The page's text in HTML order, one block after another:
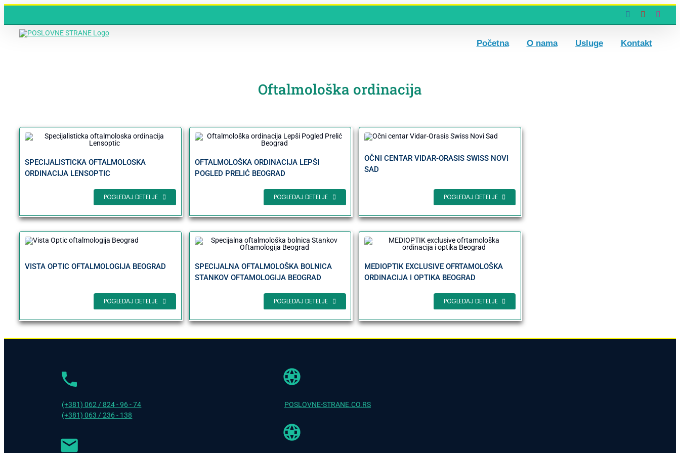
content
FacebookYouTube
Početna O nama Usluge Kontakt
Oftalmološka ordinacija
SPECIJALISTICKA OFTALMOLOSKA
ORDINACIJA LENSOPTIC
POGLEDAJ DETELJE
OFTALMOLOŠKA ORDINACIJA LEPŠI
POGLED PRELIĆ BEOGRAD
POGLEDAJ DETELJE
OČNI CENTAR VIDAR-ORASIS SWISS NOVI
SAD
POGLEDAJ DETELJE
VISTA OPTIC OFTALMOLOGIJA BEOGRAD
POGLEDAJ DETELJE
SPECIJALNA OFTALMOLOŠKA BOLNICA
STANKOV OFTAMOLOGIJA BEOGRAD
POGLEDAJ DETELJE
MEDIOPTIK EXCLUSIVE OFRTAMOLOŠKA
ORDINACIJA I OPTIKA BEOGRAD
POGLEDAJ DETELJE
(+381) 062 / 824 - 96 - 74
(+381) 063 / 236 - 138
POSLOVNE-STRANE.CO.RS